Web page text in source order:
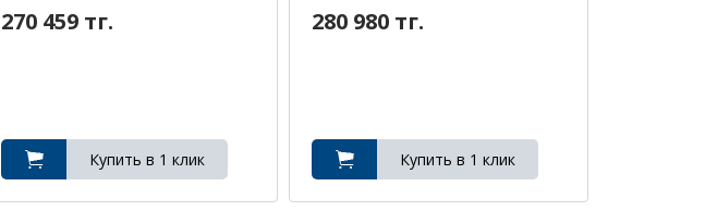
270 459 тг. 280 980 тг.